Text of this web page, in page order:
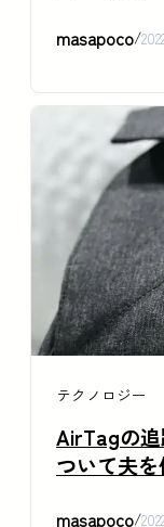
masapoco/
テクノロジー
AirTagの
ついて夫
masapoco/